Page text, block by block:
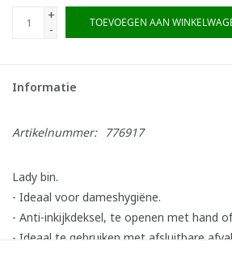
+
-
TOEVOEGEN AAN
Informatie
Artikelnummer: 776917
Lady bin.
- Ideaal voor dameshygiëne.
- Anti-inkijkdeksel, te openen met hand
- Ideaal te gebruiken met afsluitbare